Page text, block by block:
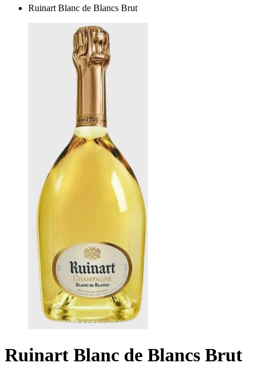
Ruinart Blanc de Blancs Brut
Ruinart Blanc de Blancs Brut